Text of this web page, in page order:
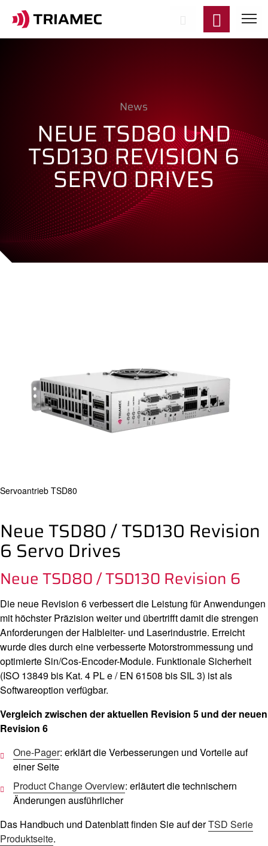
News
NEUE TSD80 UND
TSD130 REVISION 6
SERVO DRIVES
Servoantrieb TSD80
Neue TSD80 / TSD130 Revision
6 Servo Drives
Neue TSD80 / TSD130 Revision 6
Die neue Revision 6 verbessert die Leistung für Anwendungen
mit höchster Präzision weiter und übertrifft damit die strengen
Anforderungen der Halbleiter- und Laserindustrie. Erreicht
wurde dies durch eine verbesserte Motorstrommessung und
optimierte Sin/Cos-Encoder-Module. Funktionale Sicherheit
(ISO 13849 bis Kat. 4 PL e / EN 61508 bis SIL 3) ist als
Softwareoption verfügbar.
Vergleich zwischen der aktuellen Revision 5 und der neuen
Revision 6
One-P​ager: erklärt die Verbesserungen und Vorteile auf
einer Seite
Product Change ​Ove​rv​iew: erläutert die technischern
Änderungen ausführlicher
Das Handbuch und Datenblatt finden Sie auf derTSD Serie
Produktseite.